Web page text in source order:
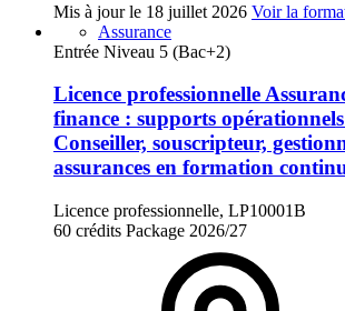
Mis à jour le 18 juillet 2026 Voir la
Assurance
Entrée Niveau 5 (Bac+2)
Licence professionnelle
finance : supports
Conseiller, souscripteur,
assurances en formation
Licence professionnelle, LP10001B
60 crédits Package 2026/27